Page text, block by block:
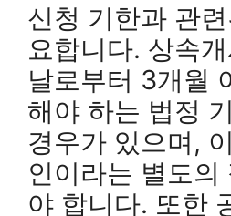
신청 기한과 관
요합니다. 상속
날로부터 3개월
해야 하는 법정
경우가 있으며,
인이라는 별도의
야 합니다. 또한